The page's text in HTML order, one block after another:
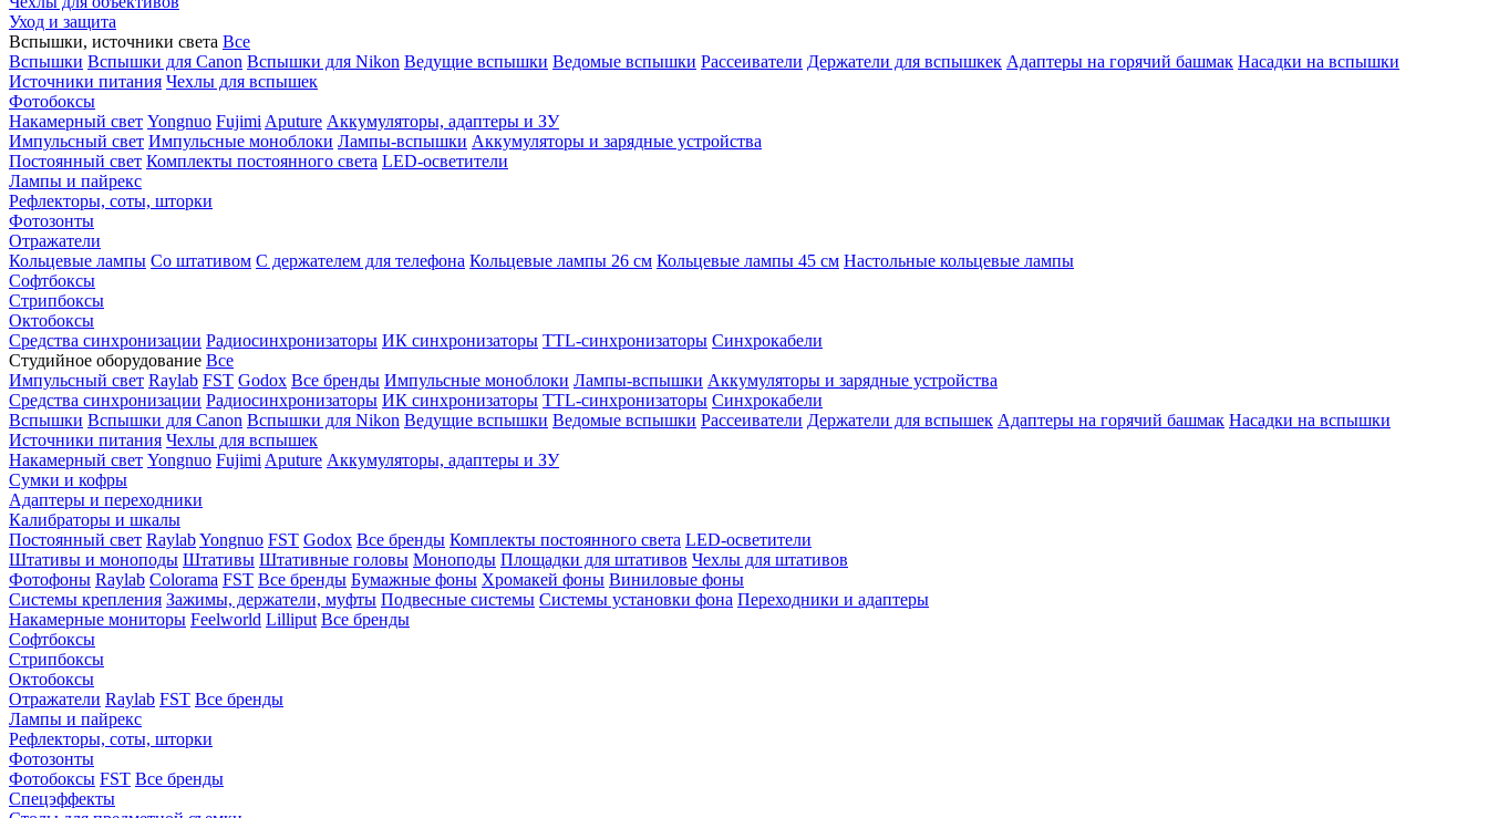
Уход и защита
Вспышки, источники света Все
Вспышки Вспышки для Canon Вспышки для Nikon Ведущие вспышки Ведомые вспышки Рассеиватели Держатели для вспышкек Адаптеры на горячий башмак Насадки на вспышки
Источники питания Чехлы для вспышек
Фотобоксы
Накамерный свет Yongnuo Fujimi Aputure Аккумуляторы, адаптеры и ЗУ
Импульсный свет Импульсные моноблоки Лампы-вспышки Аккумуляторы и зарядные устройства
Постоянный свет Комплекты постоянного света LED-осветители
Лампы и пайрекс
Рефлекторы, соты, шторки
Фотозонты
Отражатели
Кольцевые лампы Со штативом С держателем для телефона Кольцевые лампы 26 см Кольцевые лампы 45 см Настольные кольцевые лампы
Софтбоксы
Стрипбоксы
Октобоксы
Средства синхронизации Радиосинхронизаторы ИК синхронизаторы TTL-синхронизаторы Синхрокабели
Студийное оборудование Все
Импульсный свет Raylab FST Godox Все бренды Импульсные моноблоки Лампы-вспышки Аккумуляторы и зарядные устройства
Средства синхронизации Радиосинхронизаторы ИК синхронизаторы TTL-синхронизаторы Синхрокабели
Вспышки Вспышки для Canon Вспышки для Nikon Ведущие вспышки Ведомые вспышки Рассеиватели Держатели для вспышек Адаптеры на горячий башмак Насадки на вспышки
Источники питания Чехлы для вспышек
Накамерный свет Yongnuo Fujimi Aputure Аккумуляторы, адаптеры и ЗУ
Сумки и кофры
Адаптеры и переходники
Калибраторы и шкалы
Постоянный свет RaylabYongnuo FST Godox Все бренды Комплекты постоянного света LED-осветители
Штативы и моноподы Штативы Штативные головы Моноподы Площадки для штативов Чехлы для штативов
Фотофоны Raylab Colorama FST Все бренды Бумажные фоны Хромакей фоны Виниловые фоны
Системы крепления Зажимы, держатели, муфты Подвесные системы Системы установки фона Переходники и адаптеры
Накамерные мониторы Feelworld Lilliput Все бренды
Софтбоксы
Стрипбоксы
Октобоксы
Отражатели Raylab FST Все бренды
Лампы и пайрекс
Рефлекторы, соты, шторки
Фотозонты
Фотобоксы FST Все бренды
Спецэффекты